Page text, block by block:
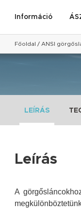
Információ
Főoldal / ANSI
LEÍRÁS
Leírás
A